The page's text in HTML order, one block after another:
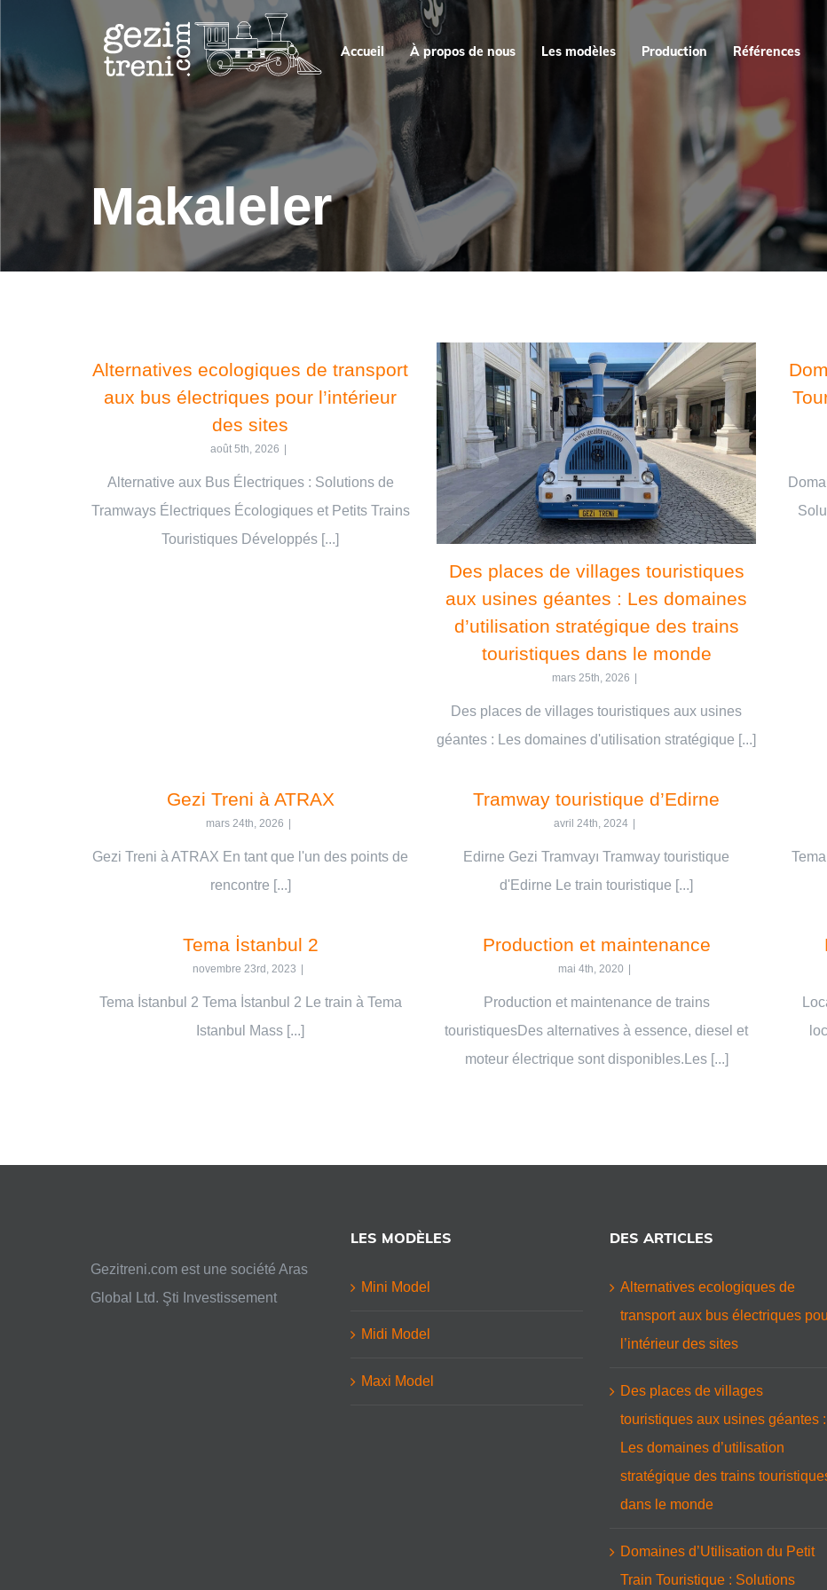
content
Accueil À propos de nous Les modèles Production Références
Makaleler
Alternatives ecologiques de transport
aux bus électriques pour l’intérieur
des sites
août 5th, 2026
Alternative aux Bus Électriques : Solutions de
Tramways Électriques Écologiques et Petits Trains
Touristiques Développés [...]
Des places de villages touristiques
aux usines géantes : Les domaines
d’utilisation stratégique des trains
touristiques dans le monde
mars 25th, 2026 |
Des places de villages touristiques aux usines
géantes : Les domaines d'utilisation stratégique [...]
Gezi Treni à ATRAX
mars 24th, 2026 |
Gezi Treni à ATRAX En tant que l'un des points de
rencontre [...]
Tramway touristique d’Edirne
avril 24th, 2024 |
Edirne Gezi Tramvayı Tramway touristique
d'Edirne Le train touristique [...]
Tema İstanbul 2
novembre 23rd, 2023 |
Tema İstanbul 2 Tema İstanbul 2 Le train à Tema
Istanbul Mass [...]
Production et maintenance
mai 4th, 2020 |
Production et maintenance de trains
touristiquesDes alternatives à essence, diesel et
moteur électrique sont disponibles.Les [...]
Gezitreni.com est une société Aras
Global Ltd. Şti Investissement
LES MODÈLES
Mini Model
Midi Model
Maxi Model
DES ARTICLES
Alternatives ecologiques de
transport aux bus électriques
l’intérieur des sites
Des places de villages
touristiques aux usines géantes :
Les domaines d’utilisation
stratégique des trains
dans le monde
Domaines d’Utilisation du Petit
Train Touristique : Solutions